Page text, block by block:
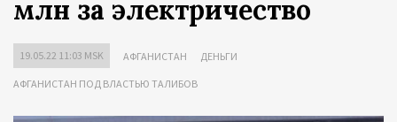
млн за электричество
19.05.22 11:03 MSK АФГАНИСТАН ДЕНЬГИ
АФГАНИСТАН ПОД ВЛАСТЬЮ ТАЛИБОВ